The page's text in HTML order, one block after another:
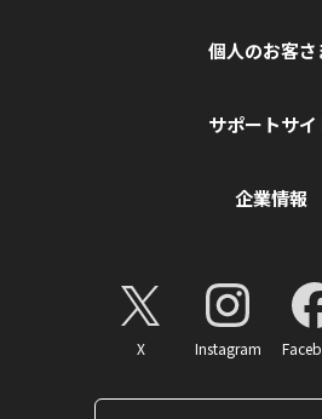
個人のお客さ
サポートサイ
企業情報
X Instagram